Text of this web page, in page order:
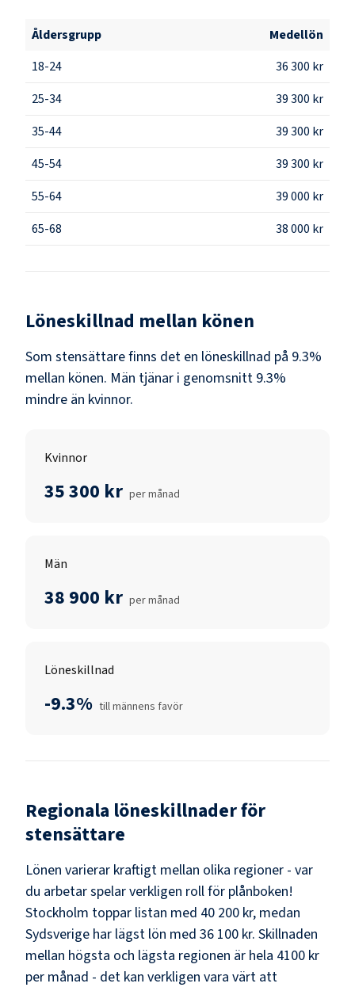
Åldersgrupp
Medellön
18-24
36 300 kr
25-34
39 300 kr
35-44
39 300 kr
45-54
39 300 kr
55-64
39 000 kr
65-68
38 000 kr
Löneskillnad mellan könen
Som stensättarefinns det en löneskillnad på 9.3%
mellan könen. Män tjänar i genomsnitt 9.3%
mindre än kvinnor.
Kvinnor
35 300 kr per månad
Män
38 900 kr per månad
Löneskillnad
-9.3% till männens favör
Regionala löneskillnader för
stensättare
Lönen varierar kraftigt mellan olika regioner - var
du arbetar spelar verkligen roll för plånboken!
Stockholm toppar listan med 40 200 kr, medan
Sydsverige har lägst lön med 36 100 kr. Skillnaden
mellan högsta och lägsta regionen är hela 4100 kr
per månad - det kan verkligen vara värt att